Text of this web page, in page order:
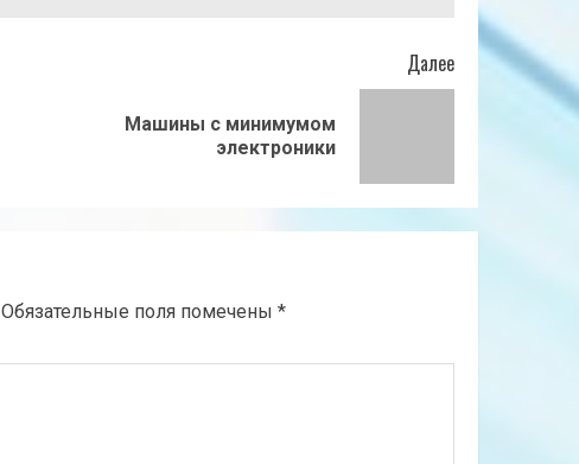
Предыдущая
Далее
СледующаяМашины с минимумом
электроники
Обязательные поля помечены *